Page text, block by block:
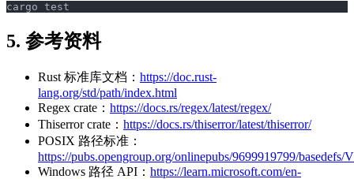
cargo test
5. 参考资料
Rust 标准库文档： https://doc.rust-
lang.org/std/path/index.html
Regex crate： https://docs.rs/regex/latest/regex/
Thiserror crate： https://docs.rs/thiserror/latest/thiserror/
POSIX 路径标准：
https://pubs.opengroup.org/onlinepubs/9699919799/basedefs/
Windows 路径 API： https://learn.microsoft.com/en-